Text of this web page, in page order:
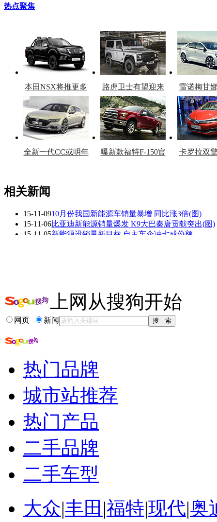
热点聚焦
本田NSX将推更多
车型
路虎卫士有望迎来
复产
雷诺梅甘
官
全新一代CC或明年
曝新款福特F-150官
卡罗拉双
看赛车宝贝争奇斗
艳
车模美腿爆乳无惧
走光
相关新闻
15-11-0910月份我国新能源车销量暴增 同比涨3倍(图)
15-11-06比亚迪新能源销量爆发 K9大巴秦唐贡献突出(图)
15-11-05新能源设销量新目标 自主车企冲七成份额
相关推荐
8月全球新能源车...
2015新能源汽车销...
9月新能源车销量...
2015年9月全球新...
9月新能源车销量
上网从搜狗开始
网页 新闻
热门品牌
城市站推荐
热门产品
二手品牌
二手车型
大众|丰田 |福特|现代|奥